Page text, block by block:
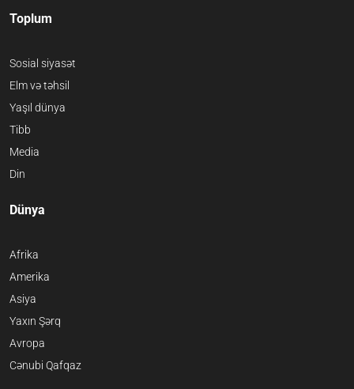
Toplum
Sosial siyasət
Elm və təhsil
Yaşıl dünya
Tibb
Media
Din
Dünya
Afrika
Amerika
Asiya
Yaxın Şərq
Avropa
Cənubi Qafqaz